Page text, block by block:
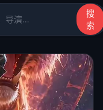
搜
索
短剧高清在线观看